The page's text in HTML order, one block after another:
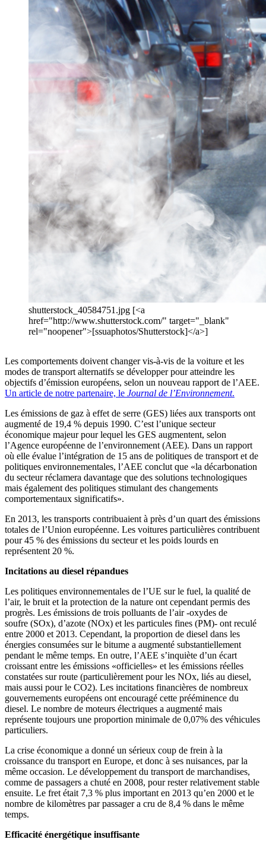
shutterstock_40584751.jpg [<a
href="http://www.shutterstock.com/" target="_blank"
rel="noopener">[ssuaphotos/Shutterstock]</a>]
Les comportements doivent changer vis-à-vis de la voiture et les
modes de transport alternatifs se développer pour atteindre les
objectifs d’émission européens, selon un nouveau rapport de l’AEE.
Un article de notre partenaire, le Journal de l’Environnement.
Les émissions de gaz à effet de serre (GES) liées aux transports ont
augmenté de 19,4 % depuis 1990. C’est l’unique secteur
économique majeur pour lequel les GES augmentent, selon
l’Agence européenne de l’environnement (AEE). Dans un rapport
où elle évalue l’intégration de 15 ans de politiques de transport et de
politiques environnementales, l’AEE conclut que «la décarbonation
du secteur réclamera davantage que des solutions technologiques
mais également des politiques stimulant des changements
comportementaux significatifs».
En 2013, les transports contribuaient à près d’un quart des émissions
totales de l’Union européenne. Les voitures particulières contribuent
pour 45 % des émissions du secteur et les poids lourds en
représentent 20 %.
Incitations au diesel répandues
Les politiques environnementales de l’UE sur le fuel, la qualité de
l’air, le bruit et la protection de la nature ont cependant permis des
progrès. Les émissions de trois polluants de l’air -oxydes de
soufre (SOx), d’azote (NOx) et les particules fines (PM)- ont reculé
entre 2000 et 2013. Cependant, la proportion de diesel dans les
énergies consumées sur le bitume a augmenté substantiellement
pendant le même temps. En outre, l’AEE s’inquiète d’un écart
croissant entre les émissions «officielles» et les émissions réelles
constatées sur route (particulièrement pour les NOx, liés au diesel,
mais aussi pour le CO2). Les incitations financières de nombreux
gouvernements européens ont encouragé cette prééminence du
diesel. Le nombre de moteurs électriques a augmenté mais
représente toujours une proportion minimale de 0,07% des véhicules
particuliers.
La crise économique a donné un sérieux coup de frein à la
croissance du transport en Europe, et donc à ses nuisances, par la
même occasion. Le développement du transport de marchandises,
comme de passagers a chuté en 2008, pour rester relativement stable
ensuite. Le fret était 7,3 % plus important en 2013 qu’en 2000 et le
nombre de kilomètres par passager a cru de 8,4 % dans le même
temps.
Efficacité énergétique insuffisante